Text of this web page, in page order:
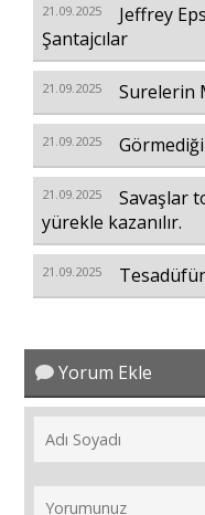
21.09.2025
Jeffrey
Şantajcılar
21.09.2025 Surelerin
21.09.2025
21.09.2025
Savaşlar
yürekle kazanılır.
21.09.2025
Yorum Ekle